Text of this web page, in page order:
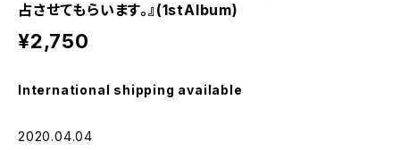
占させてもらいます。』(1stAlbum)
¥2,750
International shipping available
2020.04.04